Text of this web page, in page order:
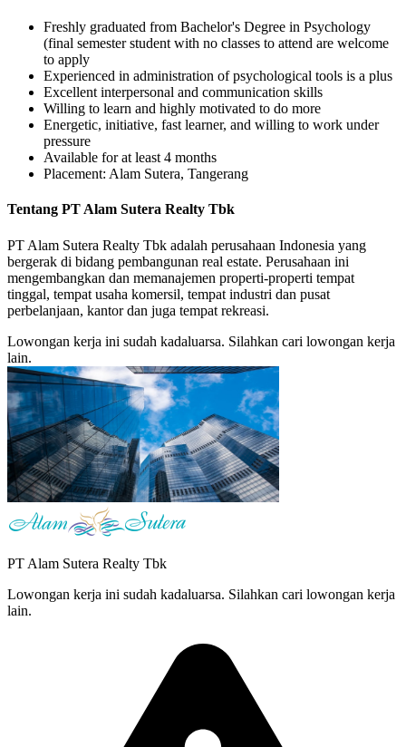
Freshly graduated from Bachelor's Degree in Psychology
(final semester student with no classes to attend are welcome
to apply
Experienced in administration of psychological tools is a plus
Excellent interpersonal and communication skills
Willing to learn and highly motivated to do more
Energetic, initiative, fast learner, and willing to work under
pressure
Available for at least 4 months
Placement: Alam Sutera, Tangerang
Tentang PT Alam Sutera Realty Tbk
PT Alam Sutera Realty Tbk adalah perusahaan Indonesia yang
bergerak di bidang pembangunan real estate. Perusahaan ini
mengembangkan dan memanajemen properti-properti tempat
tinggal, tempat usaha komersil, tempat industri dan pusat
perbelanjaan, kantor dan juga tempat rekreasi.
Lowongan kerja ini sudah kadaluarsa. Silahkan cari lowongan kerja
lain.
PT Alam Sutera Realty Tbk
Lowongan kerja ini sudah kadaluarsa. Silahkan cari lowongan kerja
lain.